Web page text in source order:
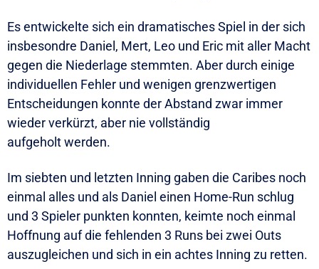
Es entwickelte sich ein dramatisches Spiel in der sich
insbesondre Daniel, Mert, Leo und Eric mit aller Macht
gegen die Niederlage stemmten. Aber durch einige
individuellen Fehler und wenigen grenzwertigen
Entscheidungen konnte der Abstand zwar immer
wieder verkürzt, aber nie vollständig
aufgeholt werden.
Im siebten und letzten Inning gaben die Caribes noch
einmal alles und als Daniel einen Home-Run schlug
und 3 Spieler punkten konnten, keimte noch einmal
Hoffnung auf die fehlenden 3 Runs bei zwei Outs
auszugleichen und sich in ein achtes Inning zu retten.